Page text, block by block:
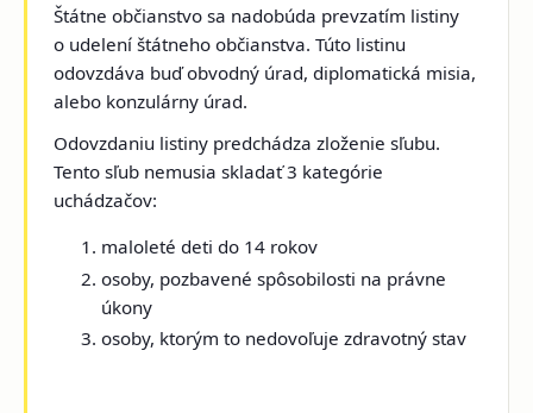
Štátne občianstvo sa nadobúda prevzatím listiny
o udelení štátneho občianstva. Túto listinu
odovzdáva buď obvodný úrad, diplomatická misia,
alebo konzulárny úrad.
Odovzdaniu listiny predchádza zloženie sľubu.
Tento sľub nemusia skladať 3 kategórie
uchádzačov:
maloleté deti do 14 rokov
osoby, pozbavené spôsobilosti na právne
úkony
osoby, ktorým to nedovoľuje zdravotný stav